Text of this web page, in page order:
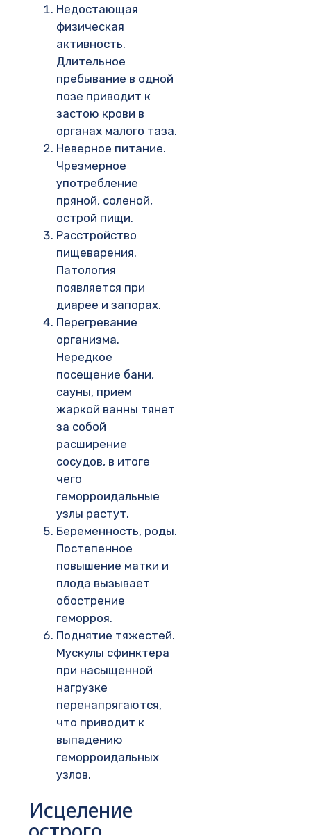
Недостающая
физическая
активность.
Длительное
пребывание в одной
позе приводит к
застою крови в
органах малого таза.
Неверное питание.
Чрезмерное
употребление
пряной, соленой,
острой пищи.
Расстройство
пищеварения.
Патология
появляется при
диарее и запорах.
Перегревание
организма.
Нередкое
посещение бани,
сауны, прием
жаркой ванны тянет
за собой
расширение
сосудов, в итоге
чего
геморроидальные
узлы растут.
Беременность, роды.
Постепенное
повышение матки и
плода вызывает
обострение
геморроя.
Поднятие тяжестей.
Мускулы сфинктера
при насыщенной
нагрузке
перенапрягаются,
что приводит к
выпадению
геморроидальных
узлов.
Исцеление